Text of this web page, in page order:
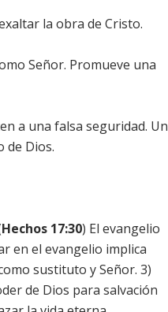
la obra de Cristo.
Señor. Promueve una
a una falsa seguridad. Un
de Dios.
Hechos 17:30) El evangelio
en el evangelio implica
sustituto y Señor. 3)
de Dios para salvación